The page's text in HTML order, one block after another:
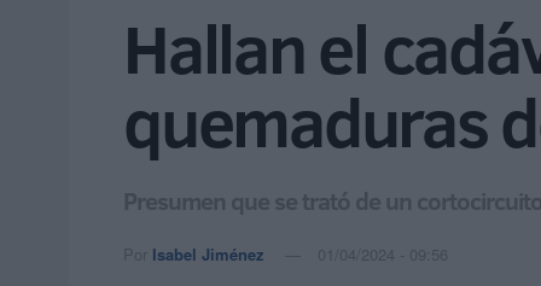
Hallan el
quemaduras
Presumen que se trató de un
Por Isabel Jiménez 01/04/2024 - 09:56